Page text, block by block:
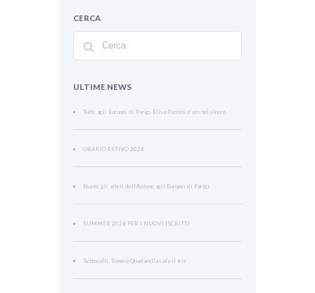
CERCA
ULTIME NEWS
Tuffi: agli Europei di Parigi Elisa Pizzini d’oro nel sincro
ORARIO ESTIVO 2026
Nuoto, gli atleti dell’Aniene agli Europei di Parigi
SUMMER 2026 PER I NUOVI ISCRITTI
Settecolli, Simona Quadarella cala il tris